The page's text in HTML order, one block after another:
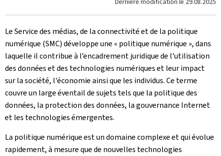
Le Service des médias, de la connectivité et de la politique
numérique (SMC) développe une « politique numérique », dans
laquelle il contribue à l’encadrement juridique de l'utilisation
des données et des technologies numériques et leur impact
sur la société, l'économie ainsi que les individus. Ce terme
couvre un large éventail de sujets tels que la politique des
données, la protection des données, la gouvernance Internet
et les technologies émergentes.
La politique numérique est un domaine complexe et qui évolue
rapidement, à mesure que de nouvelles technologies